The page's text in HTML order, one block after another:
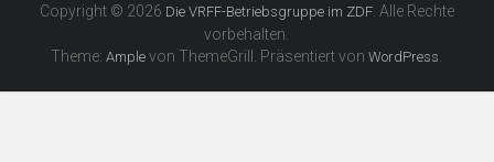
Copyright © 2026 Die VRFF-Betriebsgruppe im ZDF. Alle Rechte
vorbehalten.
Theme:Ample von ThemeGrill. Präsentiert vonWordPress